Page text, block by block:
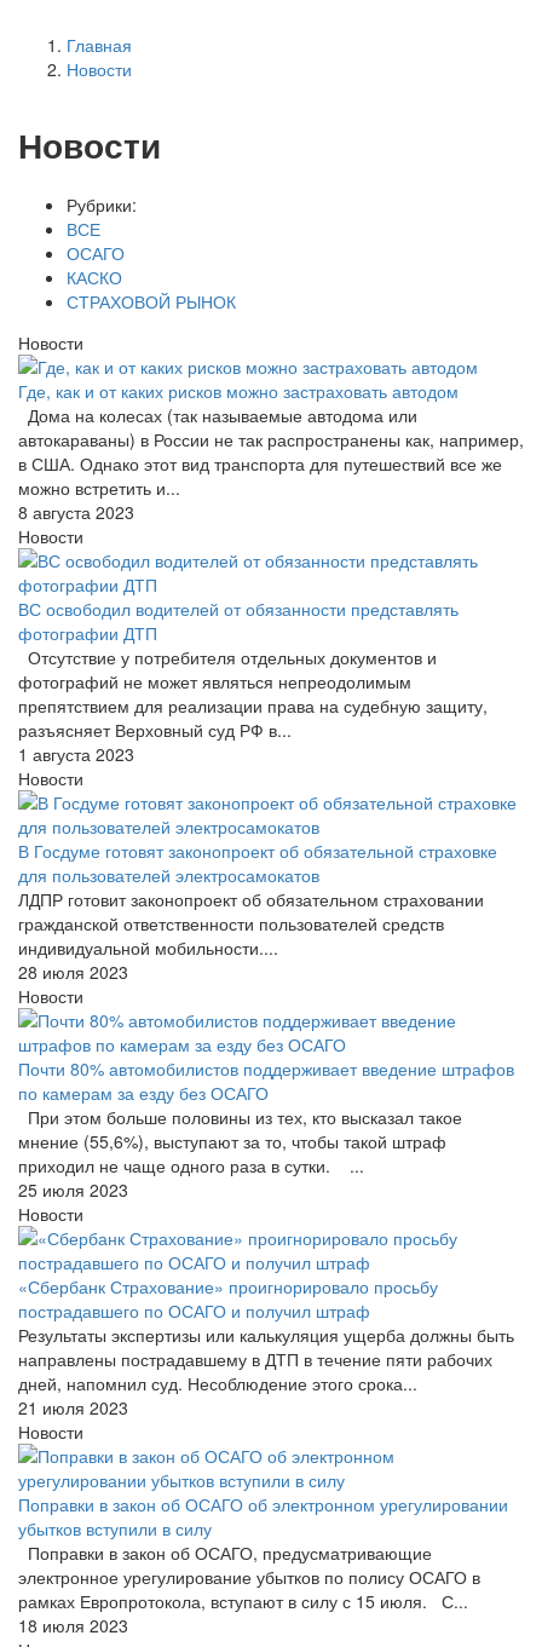
Главная
Новости
Новости
Рубрики:
ВСЕ
ОСАГО
КАСКО
СТРАХОВОЙ РЫНОК
Новости
Где, как и от каких рисков можно застраховать автодом
Дома на колесах (так называемые автодома или
автокараваны) в России не так распространены как, например,
в США. Однако этот вид транспорта для путешествий все же
можно встретить и...
8 августа 2023
Новости
ВС освободил водителей от обязанности представлять
фотографии ДТП
Отсутствие у потребителя отдельных документов и
фотографий не может являться непреодолимым
препятствием для реализации права на судебную защиту,
разъясняет Верховный суд РФ в...
1 августа 2023
Новости
В Госдуме готовят законопроект об обязательной страховке
для пользователей электросамокатов
ЛДПР готовит законопроект об обязательном страховании
гражданской ответственности пользователей средств
индивидуальной мобильности....
28 июля 2023
Новости
Почти 80% автомобилистов поддерживает введение штрафов
по камерам за езду без ОСАГО
При этом больше половины из тех, кто высказал такое
мнение (55,6%), выступают за то, чтобы такой штраф
приходил не чаще одного раза в сутки. ...
25 июля 2023
Новости
«Сбербанк Страхование» проигнорировало просьбу
пострадавшего по ОСАГО и получил штраф
Результаты экспертизы или калькуляция ущерба должны быть
направлены пострадавшему в ДТП в течение пяти рабочих
дней, напомнил суд. Несоблюдение этого срока...
21 июля 2023
Новости
Поправки в закон об ОСАГО об электронном урегулировании
убытков вступили в силу
Поправки в закон об ОСАГО, предусматривающие
электронное урегулирование убытков по полису ОСАГО в
рамках Европротокола, вступают в силу с 15 июля. С...
18 июля 2023